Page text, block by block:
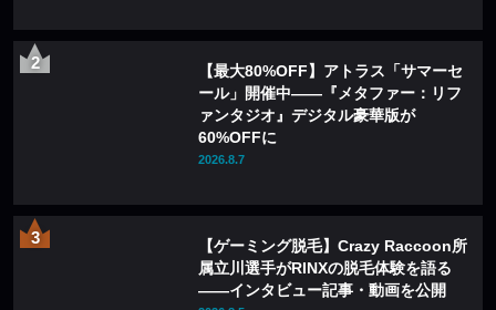
【最大80%OFF】アトラス「サマーセ
ール」開催中——『メタファー：リフ
ァンタジオ』デジタル豪華版が
60%OFFに
2026.8.7
【ゲーミング脱毛】Crazy Raccoon所
属立川選手がRINXの脱毛体験を語る
——インタビュー記事・動画を公開